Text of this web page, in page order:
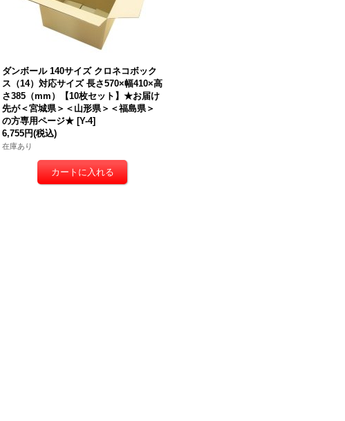
ダンボール 140サイズ クロネコボック
ス（14）対応サイズ 長さ570×幅410×高
さ385（mm）【10枚セット】★お届け
先が＜宮城県＞＜山形県＞＜福島県＞
の方専用ページ★ [Y-4]
6,755円(税込)
在庫あり